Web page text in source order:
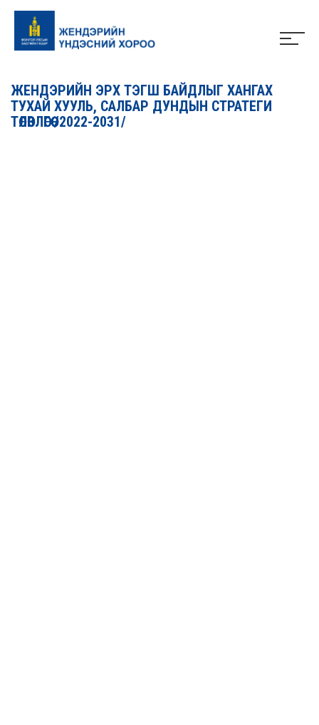
ЖЕНДЭРИЙН ЭРХ ТЭГШ БАЙДЛЫГ ХАНГАХ
ТУХАЙ ХУУЛЬ, САЛБАР ДУНДЫН СТРАТЕГИ
ТӨЛӨВЛӨГӨӨ /2022-2031/